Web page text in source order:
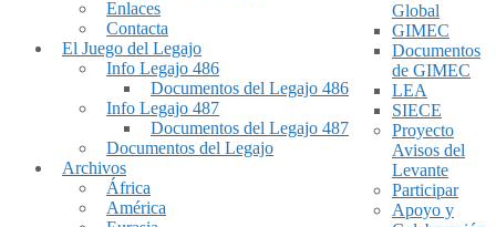
Enlaces
Contacta
El Juego del Legajo
Info Legajo 486
Documentos del Legajo 486
Info Legajo 487
Documentos del Legajo 487
Documentos del Legajo
Archivos
África
América
Global
GIMEC
Documentos
de GIMEC
LEA
SIECE
Proyecto
Avisos del
Levante
Participar
Apoyo y